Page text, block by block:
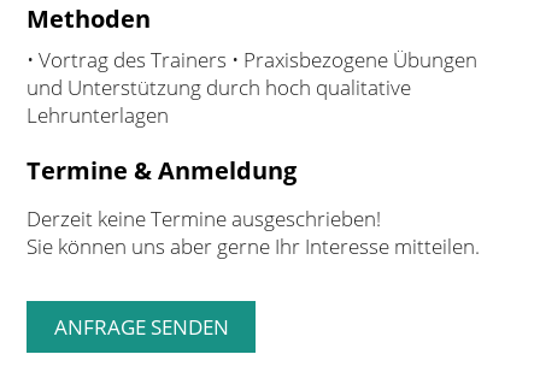
Methoden
• Vortrag des Trainers • Praxisbezogene Übungen
und Unterstützung durch hoch qualitative
Lehrunterlagen
Termine & Anmeldung
Derzeit keine Termine ausgeschrieben!
Sie können uns aber gerne Ihr Interesse mitteilen.